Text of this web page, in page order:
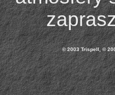
© 2003 Trispell, ©